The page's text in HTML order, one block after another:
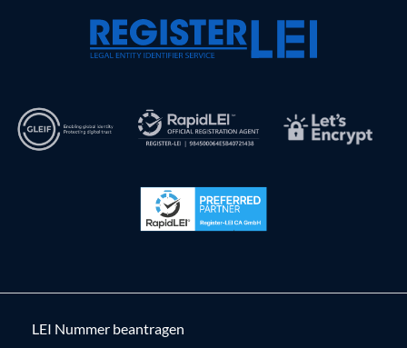
LEI Nummer beantragen